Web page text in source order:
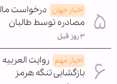
اخبار جهان درخواست
مصادره توسط طالبان
۳ روز قبل
اخبار مهم روایت
بازگشایی تنگه هرمز